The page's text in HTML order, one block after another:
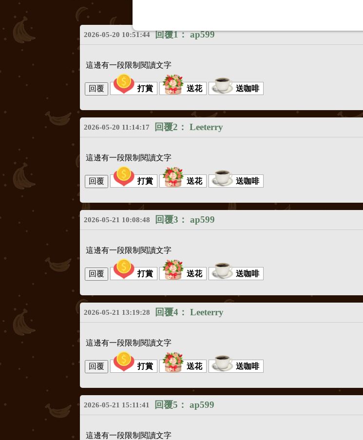
回覆1：ap599
2026-05-20 10:51:44
這邊有一段限制閱讀文字
打賞 送花 送咖啡
回覆2： Leeterry
2026-05-20 11:14:17
這邊有一段限制閱讀文字
打賞 送花 送咖啡
回覆3： ap599
2026-05-21 10:08:48
這邊有一段限制閱讀文字
打賞 送花 送咖啡
回覆4： Leeterry
2026-05-21 13:19:28
這邊有一段限制閱讀文字
打賞 送花 送咖啡
回覆5： ap599
2026-05-21 15:11:41
這邊有一段限制閱讀文字